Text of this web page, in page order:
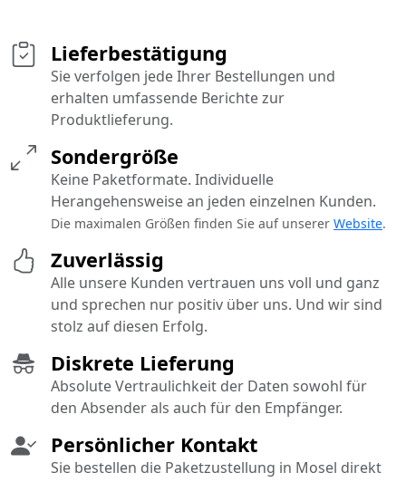
Diskrete Lieferung
Absolute Vertraulichkeit der Daten sowohl für
den Absender als auch für den Empfänger.
Persönlicher Kontakt
Sie bestellen die Paketzustellung in Mosel direkt
Sondergröße
Keine Paketformate. Individuelle
Herangehensweise an jeden einzelnen Kunden.
Die maximalen Größen finden Sie auf unserer Website.
Lieferbestätigung
Sie verfolgen jede Ihrer Bestellungen und
erhalten umfassende Berichte zur
Produktlieferung.
Zuverlässig
Alle unsere Kunden vertrauen uns voll und ganz
und sprechen nur positiv über uns. Und wir sind
stolz auf diesen Erfolg.